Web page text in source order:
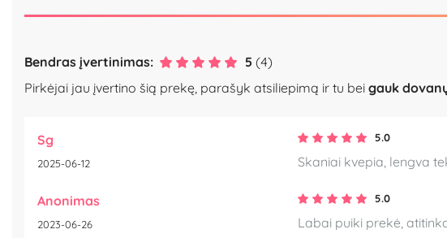
Bendras įvertinimas: 5 (4)
Pirkėjai jau įvertino šią prekę, parašyk atsiliepimą ir tu bei gauk
Sg
2025-06-12
5.0
Skaniai kvepia, lengva
Anonimas
2023-06-26
5.0
Labai puiki prekė,